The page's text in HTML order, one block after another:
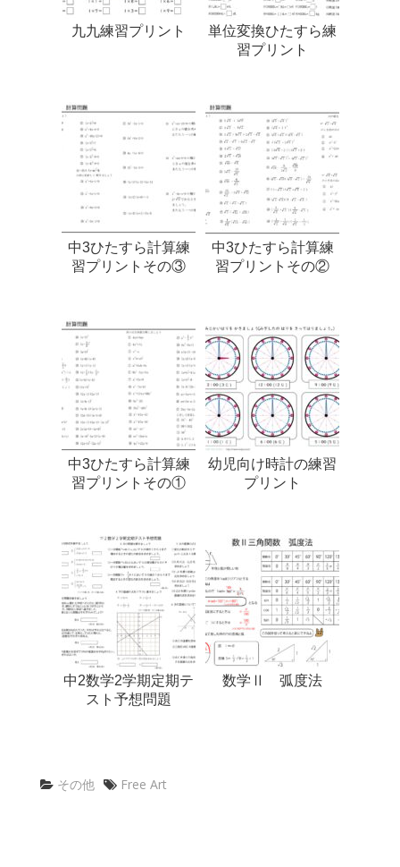
九九練習プリント
単位変換ひたすら練
習プリント
中3ひたすら計算練
習プリントその③
中3ひたすら計算練
習プリントその②
中3ひたすら計算練
習プリントその①
幼児向け時計の練習
プリント
中2数学2学期定期テ
スト予想問題
数学Ⅱ 弧度法
その他 Free Art